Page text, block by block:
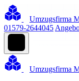
Umzugsfirma
01579-2644045
Umzugsfirma